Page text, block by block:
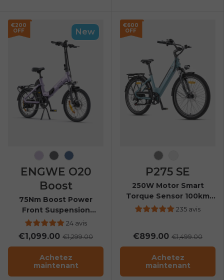
New
€200
OFF
Soft Purple
Graphite Gray
Dusty Blue
ENGWE O20
Boost
75Nm Boost Power
Front Suspension
Folding E-Bike
24 avis
€1,099.00 €1,299.00
Achetez
maintenant
€600
OFF
GrisBleu ciel
P275 SE
250W Motor Smart
Torque Sensor 100km
Range All-Weather City
235 avis
€899.00 €1,499.00
Achetez
maintenant